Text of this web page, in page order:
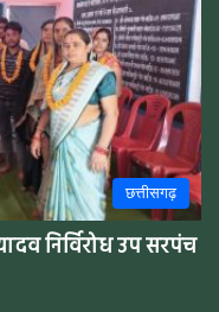
छत्तीसगढ़
निर्विरोध उप सरपंच